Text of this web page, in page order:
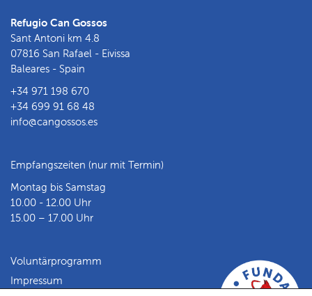
Refugio Can Gossos
Sant Antoni km 4.8
07816 San Rafael - Eivissa
Baleares - Spain
+34 971 198 670
+34 699 91 68 48
info@cangossos.es
Empfangszeiten (nur mit Termin)
Montag bis Samstag
10.00 - 12.00 Uhr
15.00 – 17.00 Uhr
Voluntärprogramm
Impressum